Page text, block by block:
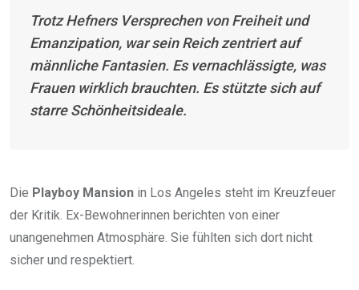
Trotz Hefners Versprechen von Freiheit und
Emanzipation, war sein Reich zentriert auf
männliche Fantasien. Es vernachlässigte, was
Frauen wirklich brauchten. Es stützte sich auf
starre Schönheitsideale.
Die Playboy Mansion in Los Angeles steht im Kreuzfeuer
der Kritik. Ex-Bewohnerinnen berichten von einer
unangenehmen Atmosphäre. Sie fühlten sich dort nicht
sicher und respektiert.